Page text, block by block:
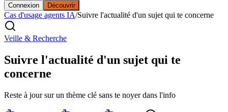
Connexion Découvrir
Cas d'usage agents IA/Suivre l'actualité d'un sujet qui te concerne
Veille & Recherche
Suivre l'actualité d'un sujet qui te
concerne
Reste à jour sur un thème clé sans te noyer dans l'info